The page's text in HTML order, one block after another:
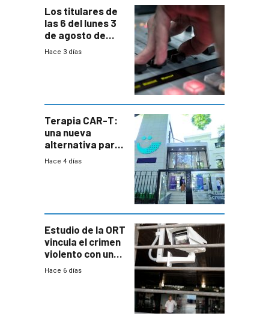
Los titulares de
las 6 del lunes 3
de agosto de
2026
Hace 3 días
Terapia CAR-T:
una nueva
alternativa para
niños y
Hace 4 días
Estudio de la ORT
vincula el crimen
violento con una
menor creación
Hace 6 días